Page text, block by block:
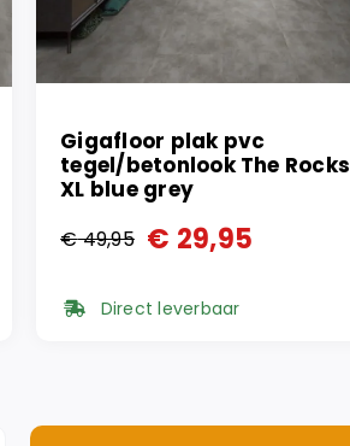
Gigafloor plak pvc
tegel/betonlook The Rocks
XL blue grey
€49,95
Oorspronkelijke
prijs
€ 29,95
Huidige
prijsDirect leverbaar